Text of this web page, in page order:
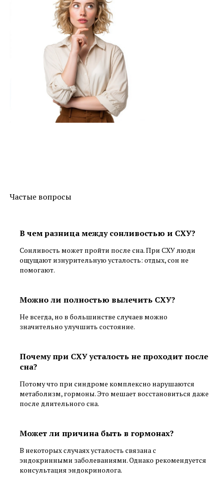
Частые вопросы
В чем разница между сонливостью и СХУ?
Сонливость может пройти после сна. При СХУ люди
ощущают изнурительную усталость: отдых, сон не
помогают.
Можно ли полностью вылечить СХУ?
Не всегда, но в большинстве случаев можно
значительно улучшить состояние.
Почему при СХУ усталость не проходит после
сна?
Потому что при синдроме комплексно нарушаются
метаболизм, гормоны. Это мешает восстановиться даже
после длительного сна.
Может ли причина быть в гормонах?
В некоторых случаях усталость связана с
эндокринными заболеваниями. Однако рекомендуется
консультация эндокринолога.